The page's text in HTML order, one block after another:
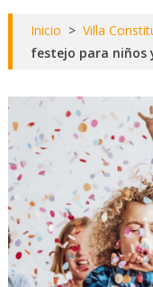
Inicio > Villa
festejo para niños